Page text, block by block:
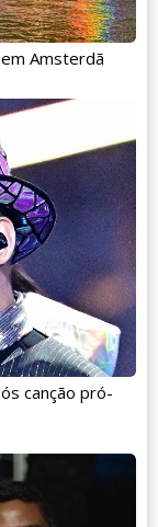
Amsterdã
canção pró-